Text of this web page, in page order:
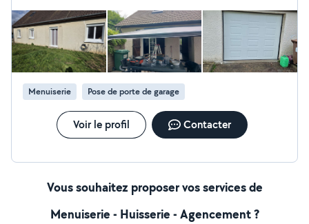
Menuiserie Pose de porte de garage
Voir le profil Contacter
Vous souhaitez proposer vos services de
Menuiserie - Huisserie - Agencement ?